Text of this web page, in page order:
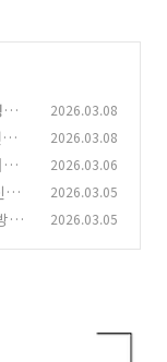
2026.03.08
2026.03.08
2026.03.06
청
2026.03.05
법
2026.03.05